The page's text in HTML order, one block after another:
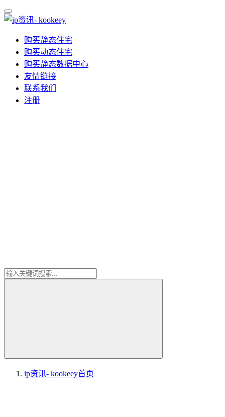
购买静态住宅
购买动态住宅
购买静态数据中心
友情链接
联系我们
注册
ip资讯- kookeey首页